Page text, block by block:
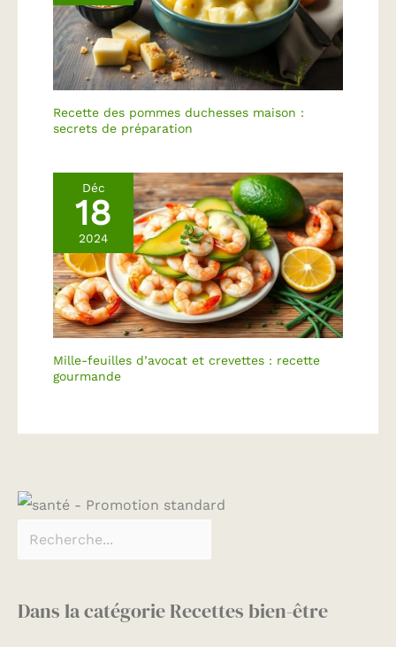
délicat et ferme, et la
trajectoire planétaire
peut être envoyée plus
uniformément à 360
degrés. 【Tête Inclinable
et Design D'apparence】
Le robot culinaire Zuccie
stable sans glisser même
à grande vitesse. La
conception à tête
inclinée vous permet
d'ajouter facilement des
ingrédients au bol
mélangeur et est facile à
installer et à retirer.
【Excellent Service
produits Zuccie sont
des problèmes de qualité
ou d'utilisation à l'avenir,
Recette des pommes duchesses maison :
secrets de préparation
Déc
18
2024
Mille-feuilles d’avocat et crevettes : recette
gourmande
Dans la catégorie Recettes bien-être